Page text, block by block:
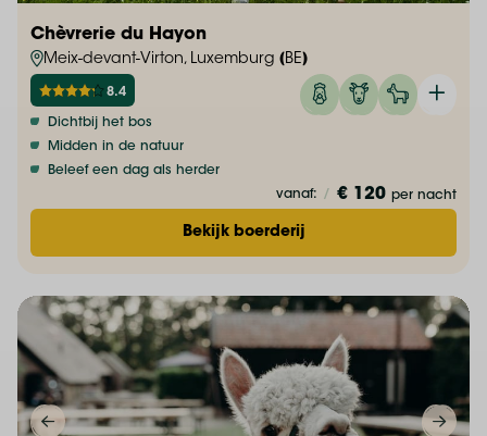
Chèvrerie du Hayon
Meix-devant-Virton, Luxemburg (BE)
8.4
Dichtbij het bos
Midden in de natuur
Beleef een dag als herder
vanaf: / € 120 per nacht
Bekijk boerderij